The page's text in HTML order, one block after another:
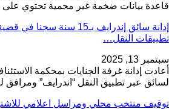
قاعدة بيانات ضخمة غير محمية تحتوي على نحو 149 مليون
إدانة سائق إندرايف بـ15 سنة
تطبيقات النقل…
سبتمبر 13, 2025
أعادت إدانة غرفة الجنايات بمحكمة
لسائق عبر تطبيق النقل “اندرايف” ومرافق
توقيف منتخب محلي ومراسل اعلامي